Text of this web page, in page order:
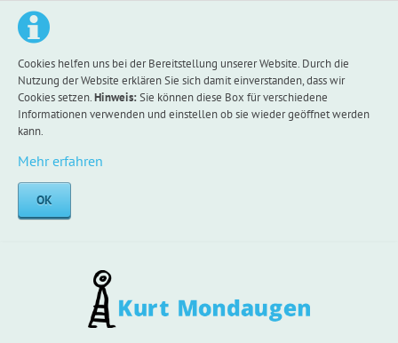
Cookies helfen uns bei der Bereitstellung unserer Website. Durch die
Nutzung der Website erklären Sie sich damit einverstanden, dass wir
Cookies setzen.Hinweis:Sie können diese Box für verschiedene
Informationen verwenden und einstellen ob sie wieder geöffnet werden
kann.
Mehr erfahren
OK